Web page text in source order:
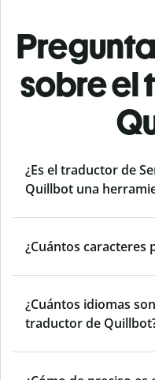
sobre el
¿Es el traductor de
Quillbot una
¿Cuántos caracteres
¿Cuántos idiomas
traductor de